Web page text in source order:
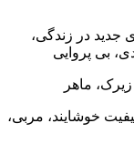
در زندگی،
بی پروایی
ماهر
خوشایند، مربی،